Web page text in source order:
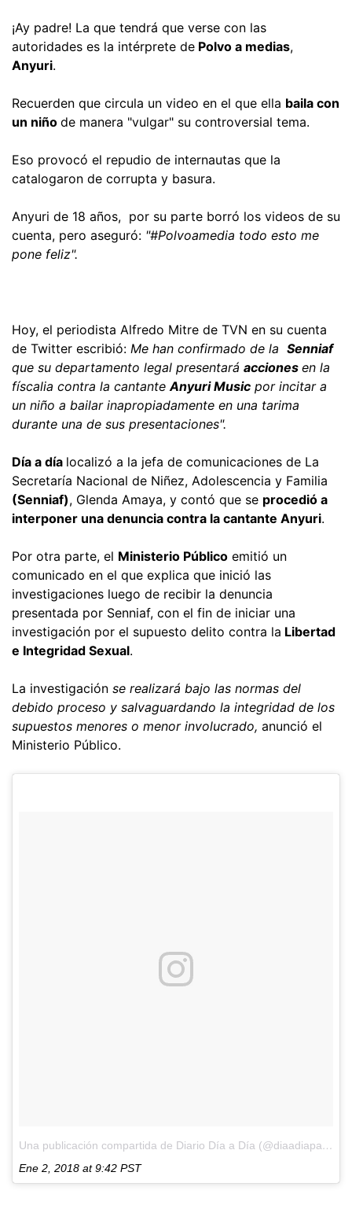
¡Ay padre! La que tendrá que verse con las
autoridades es la intérprete de Polvo a medias,
Anyuri.
Recuerden que circula un video en el que ella baila con
un niño de manera "vulgar" su controversial tema.
Eso provocó el repudio de internautas que la
catalogaron de corrupta y basura.
Anyuri de 18 años, por su parte borró los videos de su
cuenta, pero aseguró: "#Polvoamedia todo esto me
pone feliz".
Hoy, el periodista Alfredo Mitre de TVN en su cuenta
de Twitter escribió: Me han confirmado de la Senniaf
que su departamento legal presentará acciones en la
físcalia contra la cantante Anyuri Music por incitar a
un niño a bailar inapropiadamente en una tarima
durante una de sus presentaciones".
Día a día localizó a la jefa de comunicaciones de La
Secretaría Nacional de Niñez, Adolescencia y Familia
(Senniaf), Glenda Amaya, y contó que se procedió a
interponer una denuncia contra la cantante Anyuri.
Por otra parte, el Ministerio Público emitió un
comunicado en el que explica que inició las
investigaciones luego de recibir la denuncia
presentada por Senniaf, con el fin de iniciar una
investigación por el supuesto delito contra la Libertad
e Integridad Sexual.
La investigación se realizará bajo las normas del
debido proceso y salvaguardando la integridad de los
supuestos menores o menor involucrado, anunció el
Ministerio Público.
Una publicación compartida de Diario Día a Día (@diaadiapa)el
Ene 2, 2018 at 9:42 PST